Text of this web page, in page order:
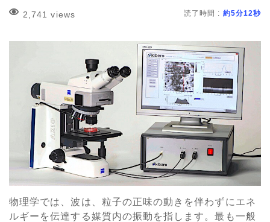
2,741 views 読了時間 : 約5分12秒
物理学では、波は、粒子の正味の動きを伴わずにエネ
ルギーを伝達する媒質内の振動を指します。最も一般